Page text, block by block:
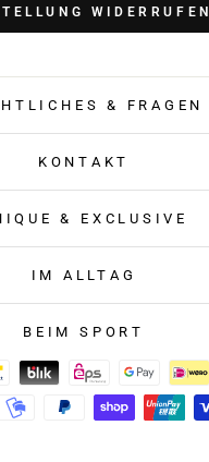
WIDERRUFEN
& FRAGEN
KONTAKT
& EXCLUSIVE
IM ALLTAG
BEIM SPORT